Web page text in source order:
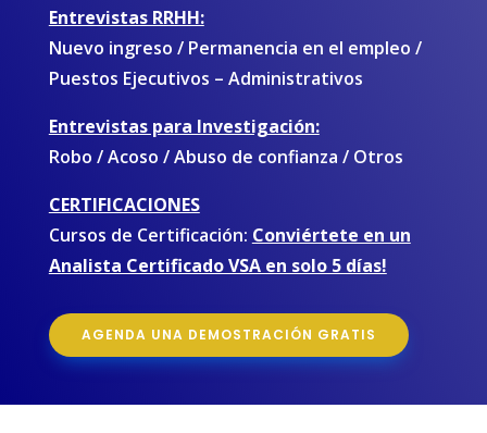
Entrevistas RRHH:
Nuevo ingreso / Permanencia en el empleo /
Puestos Ejecutivos – Administrativos
Entrevistas para Investigación:
Robo / Acoso / Abuso de confianza / Otros
CERTIFICACIONES
Cursos de Certificación: Conviértete en un
Analista Certificado VSA en solo 5 días!
AGENDA UNA DEMOSTRACIÓN GRATIS